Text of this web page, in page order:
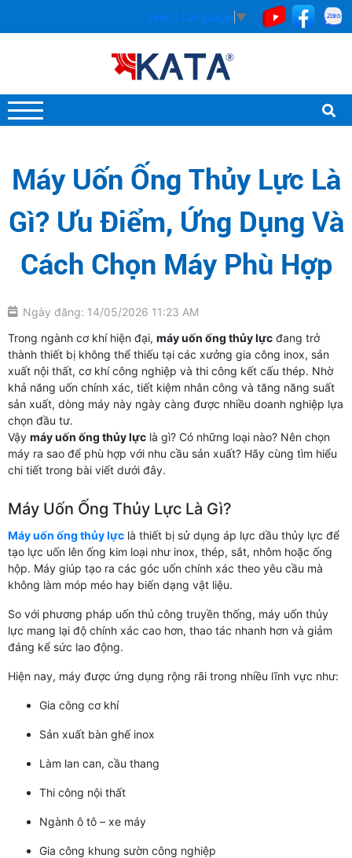
Select Language ▼
Máy Uốn Ống Thủy Lực Là
Gì? Ưu Điểm, Ứng Dụng Và
Cách Chọn Máy Phù Hợp
Ngày đăng: 14/05/2026 11:23 AM
Trong ngành cơ khí hiện đại, máy uốn ống thủy lực đang trở
thành thiết bị không thể thiếu tại các xưởng gia công inox, sản
xuất nội thất, cơ khí công nghiệp và thi công kết cấu thép. Nhờ
khả năng uốn chính xác, tiết kiệm nhân công và tăng năng suất
sản xuất, dòng máy này ngày càng được nhiều doanh nghiệp lựa
chọn đầu tư.
Vậy máy uốn ống thủy lực là gì? Có những loại nào? Nên chọn
máy ra sao để phù hợp với nhu cầu sản xuất? Hãy cùng tìm hiểu
chi tiết trong bài viết dưới đây.
Máy Uốn Ống Thủy Lực Là Gì?
Máy uốn ống thủy lực là thiết bị sử dụng áp lực dầu thủy lực để
tạo lực uốn lên ống kim loại như inox, thép, sắt, nhôm hoặc ống
hộp. Máy giúp tạo ra các góc uốn chính xác theo yêu cầu mà
không làm móp méo hay biến dạng vật liệu.
So với phương pháp uốn thủ công truyền thống, máy uốn thủy
lực mang lại độ chính xác cao hơn, thao tác nhanh hơn và giảm
đáng kể sức lao động.
Hiện nay, máy được ứng dụng rộng rãi trong nhiều lĩnh vực như:
Gia công cơ khí
Sản xuất bàn ghế inox
Làm lan can, cầu thang
Thi công nội thất
Ngành ô tô – xe máy
Gia công khung sườn công nghiệp